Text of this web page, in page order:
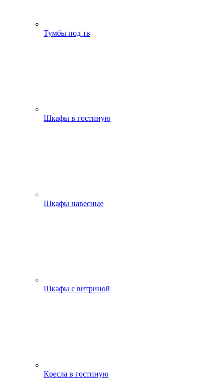
Тумбы под тв
Шкафы в гостиную
Шкафы навесные
Шкафы с витриной
Кресла в гостиную